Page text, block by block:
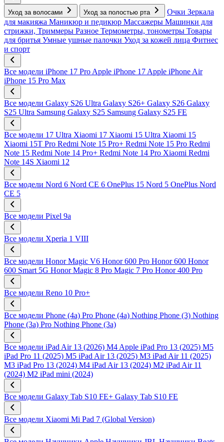
Уход за волосами Уход за полостью рта Очки Зеркала
для макияжа Маникюр и педикюр Массажеры Машинки для
стрижки, Триммеры Разное Термометры, тонометры Товары
для бритья Умные ушные палочки Уход за кожей лица Фитнес
и спорт
Все модели iPhone 17 Pro Apple iPhone 17 Apple iPhone Air
iPhone 15 Pro Max
Все модели Galaxy S26 Ultra Galaxy S26+ Galaxy S26 Galaxy
S25 Ultra Samsung Galaxy S25 Samsung Galaxy S25 FE
Все модели 17 Ultra Xiaomi 17 Xiaomi 15 Ultra Xiaomi 15
Xiaomi 15T Pro Redmi Note 15 Pro+ Redmi Note 15 Pro Redmi
Note 15 Redmi Note 14 Pro+ Redmi Note 14 Pro Xiaomi Redmi
Note 14S Xiaomi 12
Все модели Nord 6 Nord CE 6 OnePlus 15 Nord 5 OnePlus Nord
CE 5
Все модели Pixel 9a
Все модели Xperia 1 VIII
Все модели Honor Magic V6 Honor 600 Pro Honor 600 Honor
600 Smart 5G Honor Magic 8 Pro Magic 7 Pro Honor 400 Pro
Все модели Reno 10 Pro+
Все модели Phone (4a) Pro Phone (4a) Nothing Phone (3) Nothing
Phone (3a) Pro Nothing Phone (3a)
Все модели iPad Air 13 (2026) M4 Apple iPad Pro 13 (2025) M5
iPad Pro 11 (2025) M5 iPad Air 13 (2025) M3 iPad Air 11 (2025)
M3 iPad Pro 13 (2024) M4 iPad Air 13 (2024) M2 iPad Air 11
(2024) M2 iPad mini (2024)
Все модели Galaxy Tab S10 FE+ Galaxy Tab S10 FE
Все модели Xiaomi Mi Pad 7 (Global Version)